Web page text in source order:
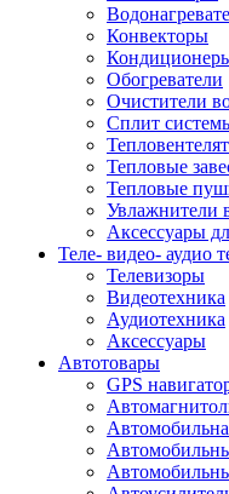
Конвекторы
Обогреватели
Очистители
Сплит
Тепловые
Тепловые
Увлажнители
Аксессуары
Теле- видео- аудио
Телевизоры
Видеотехника
Аудиотехника
Аксессуары
Автотовары
GPS